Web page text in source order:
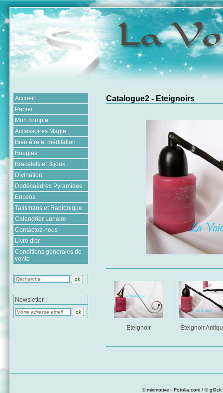
Accueil
Panier
Mon compte
Accessoires Magie
Bien être et méditation
Bougies
Bracelets et Bijoux
Divination
Dodécaèdres Pyramides
Encens
Talismans et Radionique
Calendrier Lunaire
Contactez-nous
Livre d'or
Conditions générales de
vente
Newsletter :
Catalogue2 - Eteignoirs
Eteignoir Éteignoir
© mixmotive - Fotolia.com / ©